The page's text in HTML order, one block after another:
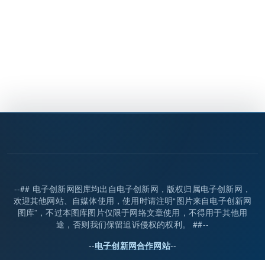
--## 电子创新网图库均出自电子创新网，版权归属电子创新网，
欢迎其他网站、自媒体使用，使用时请注明“图片来自电子创新网
图库”，不过本图库图片仅限于网络文章使用，不得用于其他用
途，否则我们保留追诉侵权的权利。 ##--
--电子创新网合作网站--